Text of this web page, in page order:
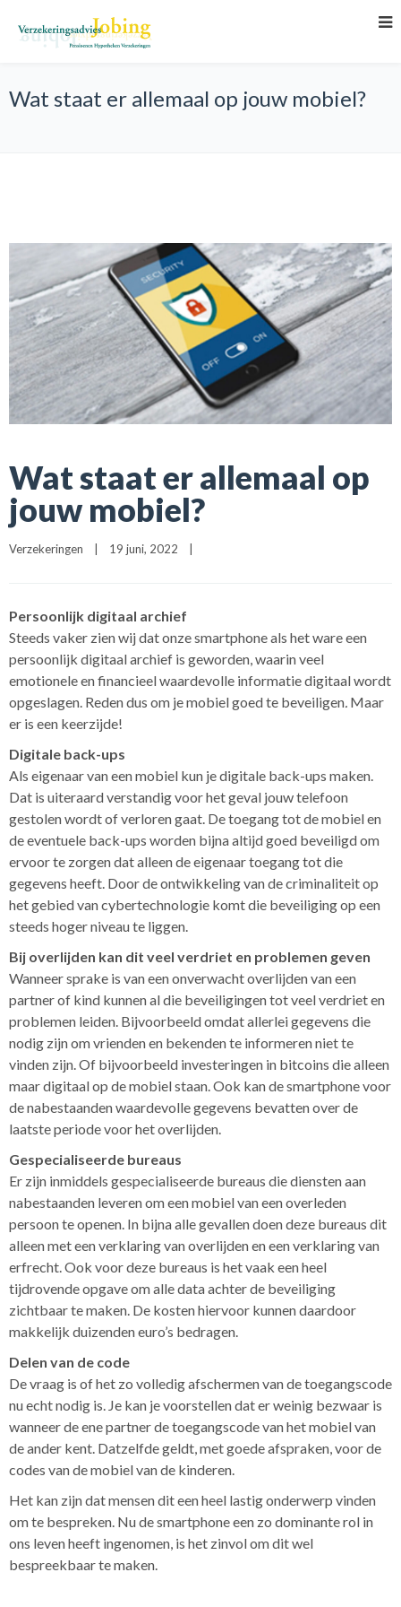
Wat staat er allemaal op jouw mobiel?
Wat staat er allemaal op
jouw mobiel?
Verzekeringen | 19 juni, 2022 |
Persoonlijk digitaal archief
Steeds vaker zien wij dat onze smartphone als het ware een
persoonlijk digitaal archief is geworden, waarin veel
emotionele en financieel waardevolle informatie digitaal wordt
opgeslagen. Reden dus om je mobiel goed te beveiligen Maar
er is een keerzijde!
Digitale back-ups
Als eigenaar van een mobiel kun je digitale back-ups maken.
Dat is uiteraard verstandig voor het geval jouw telefoon
gestolen wordt of verloren gaat. De toegang tot de mobiel en
de eventuele back-ups worden bijna altijd goed beveiligd om
ervoor te zorgen dat alleen de eigenaar toegang tot die
gegevens heeft. Door de ontwikkeling van de criminaliteit op
het gebied van cybertechnologie komt die beveiliging op een
steeds hoger niveau te liggen.
Bij overlijden kan dit veel verdriet en problemen geven
Wanneer sprake is van een onverwacht overlijden van een
partner of kind kunnen al die beveiligingen tot veel verdriet en
problemen leiden. Bijvoorbeeld omdat allerlei gegevens die
nodig zijn om vrienden en bekenden te informeren niet te
vinden zijn. Of bijvoorbeeld investeringen in bitcoins die alleen
maar digitaal op de mobiel staan. Ook kan de smartphone voor
de nabestaanden waardevolle gegevens bevatten over de
laatste periode voor het overlijden.
Gespecialiseerde bureaus
Er zijn inmiddels gespecialiseerde bureaus die diensten aan
nabestaanden leveren om een mobiel van een overleden
persoon te openen. In bijna alle gevallen doen deze bureaus dit
alleen met een verklaring van overlijden en een verklaring van
erfrecht. Ook voor deze bureaus is het vaak een heel
tijdrovende opgave om alle data achter de beveiliging
zichtbaar te maken. De kosten hiervoor kunnen daardoor
makkelijk duizenden euro’s bedragen.
Delen van de code
De vraag is of het zo volledig afschermen van de toegangscode
nu echt nodig is. Je kan je voorstellen dat er weinig bezwaar is
wanneer de ene partner de toegangscode van het mobiel van
de ander kent. Datzelfde geldt, met goede afspraken, voor de
codes van de mobiel van de kinderen.
Het kan zijn dat mensen dit een heel lastig onderwerp vinden
om te bespreken. Nu de smartphone een zo dominante rol in
ons leven heeft ingenomen, is het zinvol om dit wel
bespreekbaar te maken.